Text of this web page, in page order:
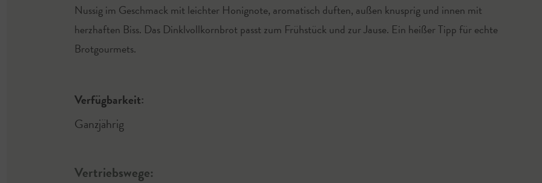
Nussig im Geschmack mit leichter Honignote, aromatisch duften, außen knusprig und innen mit
herzhaften Biss. Das Dinklvollkornbrot passt zum Frühstück und zur Jause. Ein heißer Tipp für echte
Brotgourmets.
Verfügbarkeit:
Ganzjährig
Vertriebswege: